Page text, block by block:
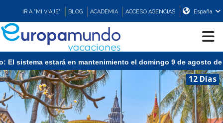
IR A "MI VIAJE" BLOG ACADEMIA ACCESO AGENCIAS España
CRUCEROS
EUROPA
en mantenimiento el domingo 9 de agosto de 13:00 a
12 Días